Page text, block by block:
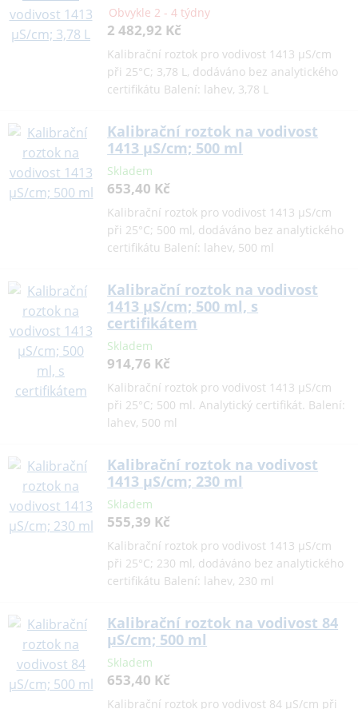
Obvykle 2 - 4 týdny
2 482,92 Kč
Kalibrační roztok pro vodivost 1413 µS/cm
při 25°C; 3,78 L, dodáváno bez analytického
certifikátu Balení: lahev, 3,78 L
Kalibrační roztok na vodivost
1413 µS/cm; 500 ml
Skladem
653,40 Kč
Kalibrační roztok pro vodivost 1413 µS/cm
při 25°C; 500 ml, dodáváno bez analytického
certifikátu Balení: lahev, 500 ml
Kalibrační roztok na vodivost
1413 µS/cm; 500 ml, s
certifikátem
Skladem
914,76 Kč
Kalibrační roztok pro vodivost 1413 µS/cm
při 25°C; 500 ml. Analytický certifikát. Balení:
lahev, 500 ml
Kalibrační roztok na vodivost
1413 µS/cm; 230 ml
Skladem
555,39 Kč
Kalibrační roztok pro vodivost 1413 µS/cm
při 25°C; 230 ml, dodáváno bez analytického
certifikátu Balení: lahev, 230 ml
Kalibrační roztok na vodivost 84
µS/cm; 500 ml
Skladem
653,40 Kč
Kalibrační roztok pro vodivost 84 µS/cm při